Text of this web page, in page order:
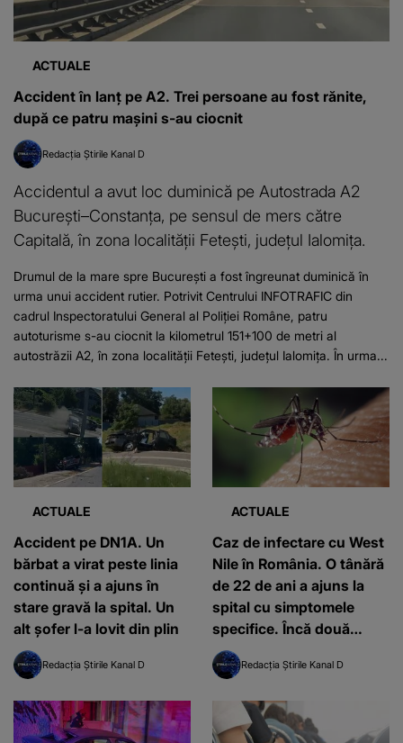
ACTUALE
Accident în lanț pe A2. Trei persoane au fost rănite,
după ce patru mașini s-au ciocnit
Redacția Știrile Kanal D
Accidentul a avut loc duminică pe Autostrada A2
București–Constanța, pe sensul de mers către
Capitală, în zona localității Fetești, județul Ialomița.
Drumul de la mare spre București a fost îngreunat duminică în
urma unui accident rutier. Potrivit Centrului INFOTRAFIC din
cadrul Inspectoratului General al Poliției Române, patru
autoturisme s-au ciocnit la kilometrul 151+100 de metri al
autostrăzii A2, în zona localității Fetești, județul Ialomița. În urma...
ACTUALE
Accident pe DN1A. Un
bărbat a virat peste linia
continuă și a ajuns în
stare gravă la spital. Un
alt șofer l-a lovit din plin
Redacția Știrile Kanal D
ACTUALE
Caz de infectare cu West
Nile în România. O tânără
de 22 de ani a ajuns la
spital cu simptomele
specifice. Încă două
cazuri ridică semne de
îngrijorare
Redacția Știrile Kanal D